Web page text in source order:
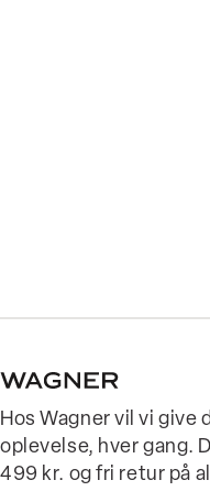
Hos Wagner vil vi give
oplevelse, hver gang.
499 kr. og fri retur på